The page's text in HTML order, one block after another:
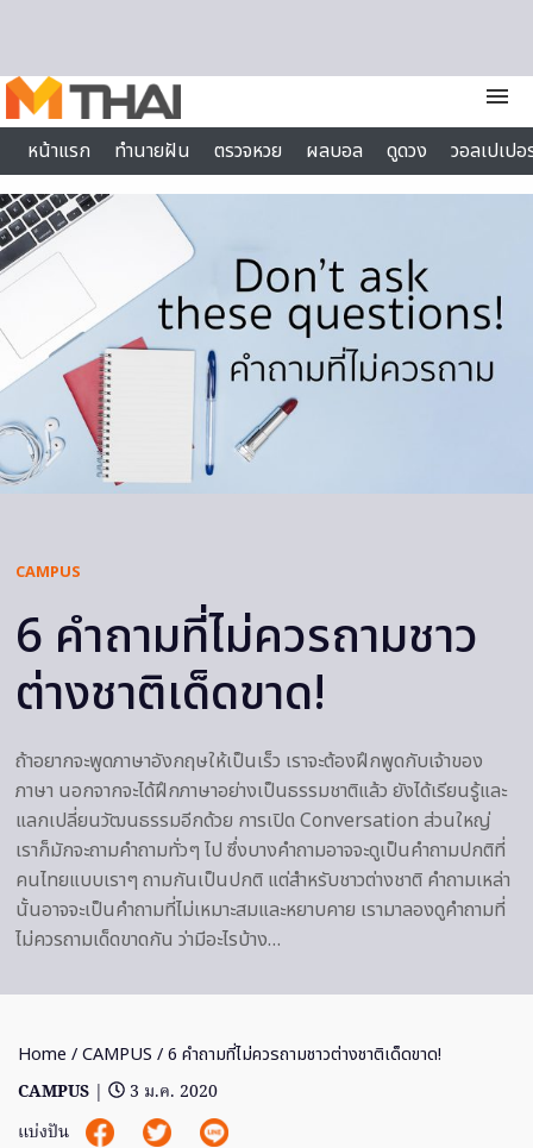
menu
หน้าแรก
ทำนายฝัน ตรวจหวย ผลบอล ดูดวง
วอลเปเป
ไลฟ์สไตล์
CAMPUS
6 คำถามที่ไม่ควรถามชาว
ต่างชาติเด็ดขาด!
ถ้าอยากจะพูดภาษาอังกฤษให้เป็นเร็ว เราจะต้องฝึกพูดกับเจ้าของ
ภาษา นอกจากจะได้ฝึกภาษาอย่างเป็นธรรมชาติแล้ว ยังได้เรียนรู้และ
แลกเปลี่ยนวัฒนธรรมอีกด้วย การเปิด Conversation ส่วนใหญ่
เราก็มักจะถามคำถามทั่วๆ ไป ซึ่งบางคำถามอาจจะดูเป็นคำถามปกติที่
คนไทยแบบเราๆ ถามกันเป็นปกติ แต่สำหรับชาวต่างชาติ คำถามเหล่า
นั้นอาจจะเป็นคำถามที่ไม่เหมาะสมและหยาบคาย เรามาลองดูคำถามที่
ไม่ควรถามเด็ดขาดกัน ว่ามีอะไรบ้าง…
Home /CAMPUS / 6 คำถามที่ไม่ควรถามชาวต่างชาติเด็ดขาด!
CAMPUS |
3 ม.ค. 2020
แบ่งปัน